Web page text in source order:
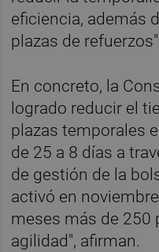
eficiencia, además
plazas de
En concreto, la
logrado reducir el
plazas temporales
de 25 a 8 días a
de gestión de la
activó en
meses más de 250
agilidad", afirman.